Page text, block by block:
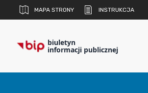
MAPA STRONY INSTRUKCJA
biuletyn
informacji publicznej